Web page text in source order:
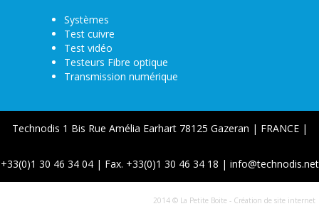
Systèmes
Test cuivre
Test vidéo
Testeurs Fibre optique
Transmission numérique
Technodis 1 Bis Rue Amélia Earhart 78125 Gazeran | FRANCE |
+33(0)1 30 46 34 04 | Fax. +33(0)1 30 46 34 18 | info@technodis.net
2014 © La Petite Boite - Création de site internet